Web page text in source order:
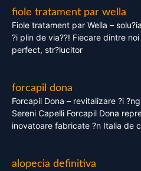
fiole tratament par wella
Fiole tratament par Wella –
?i plin de via??! Fiecare dintre
perfect, str?lucitor
forcapil dona
Forcapil Dona – revitalizare ?i
Sereni Capelli Forcapil Dona
inovatoare fabricate ?n Italia de
alopecia definitiva